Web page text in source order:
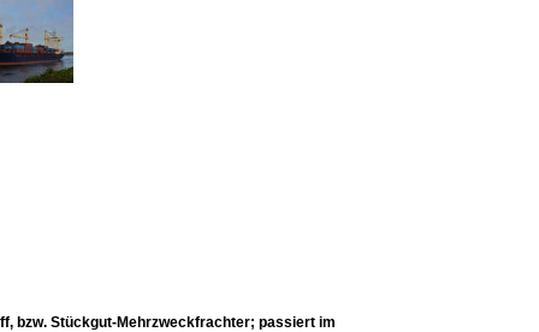
bzw. Stückgut-Mehrzweckfrachter; passiert im